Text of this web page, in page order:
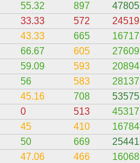
55.32 897 47805
33.33 572 24519
43.33 665 16717
66.67 605 27609
59.09 593 20894
56 583 28137
45.16 708 53575
0 513 45317
45 410 16784
50 669 25441
47.06 466 16068